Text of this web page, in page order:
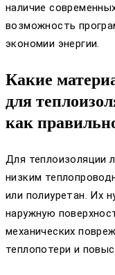
наличие
возможность
экономии энергии.
Какие
для
как
Для теплоизоляции
низким
или полиуретан. Их
наружную
механических
теплопотери и